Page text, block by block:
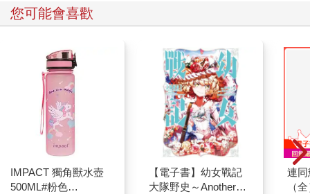
您可能會喜歡
IMPACT 獨角獸水壺
500ML#粉色
【電子書】幼女戰記
大隊野史～Another
連
（